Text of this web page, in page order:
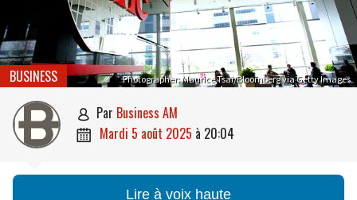
Photographer: Maurice Tsai/Bloomberg via Getty Images
BUSINESS
 par Business AM
 mardi 5 août 2025 à 20:04
Lire à voix haute